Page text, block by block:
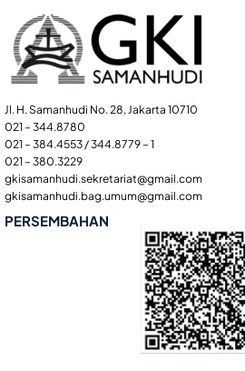
Jl. H. Samanhudi No. 28, Jakarta 10710
021 – 344.8780
021 – 384.4553 / 344.8779 – 1
021 – 380.3229
gkisamanhudi.sekretariat@gmail.com
gkisamanhudi.bag.umum@gmail.com
PERSEMBAHAN